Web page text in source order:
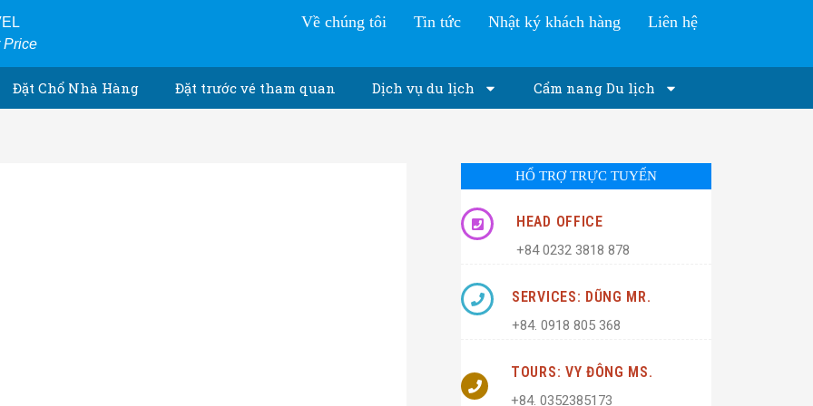
Price
Về chúng tôi Tin tức Nhật ký khách hàng Liên hệ
Đặt Chổ Nhà Hàng Đặt trước vé tham quan Dịch vụ du lịch Cẩm nang Du lịch
HỔ TRỢ TRỰC TUYẾN
HEAD OFFICE
+84 0232 3818 878
SERVICES: DŨNG MR.
+84. 0918 805 368
TOURS: VY ĐÔNG MS.
+84. 0352385173